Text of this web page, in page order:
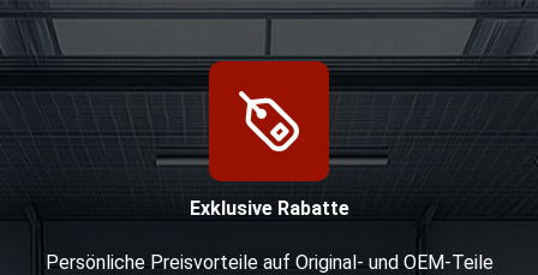
Exklusive Rabatte
Persönliche Preisvorteile auf Original- und OEM-Teile